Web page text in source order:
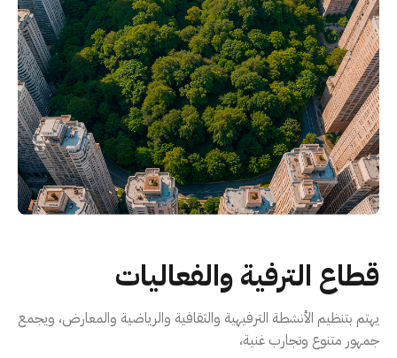
قطاع الترفية والفعاليات
يهتم بتنظيم الأنشطة الترفيهية والثقافية والرياضية والمعارض، ويجمع
جمهور متنوع وتجارب غنية،